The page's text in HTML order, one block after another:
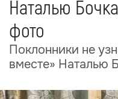
Наталью
фото
Поклонники не
вместе» Наталью